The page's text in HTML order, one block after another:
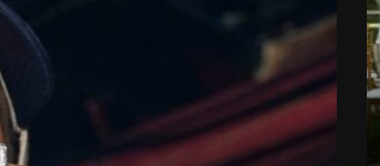
Swift officieel getrouwd met Travis
ago